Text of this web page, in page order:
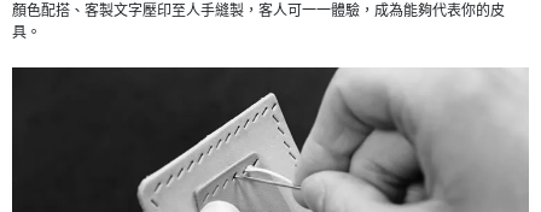
顏色配搭、客製文字壓印至人手縫製，客人可一一體驗，成為能夠代表你的皮
具。